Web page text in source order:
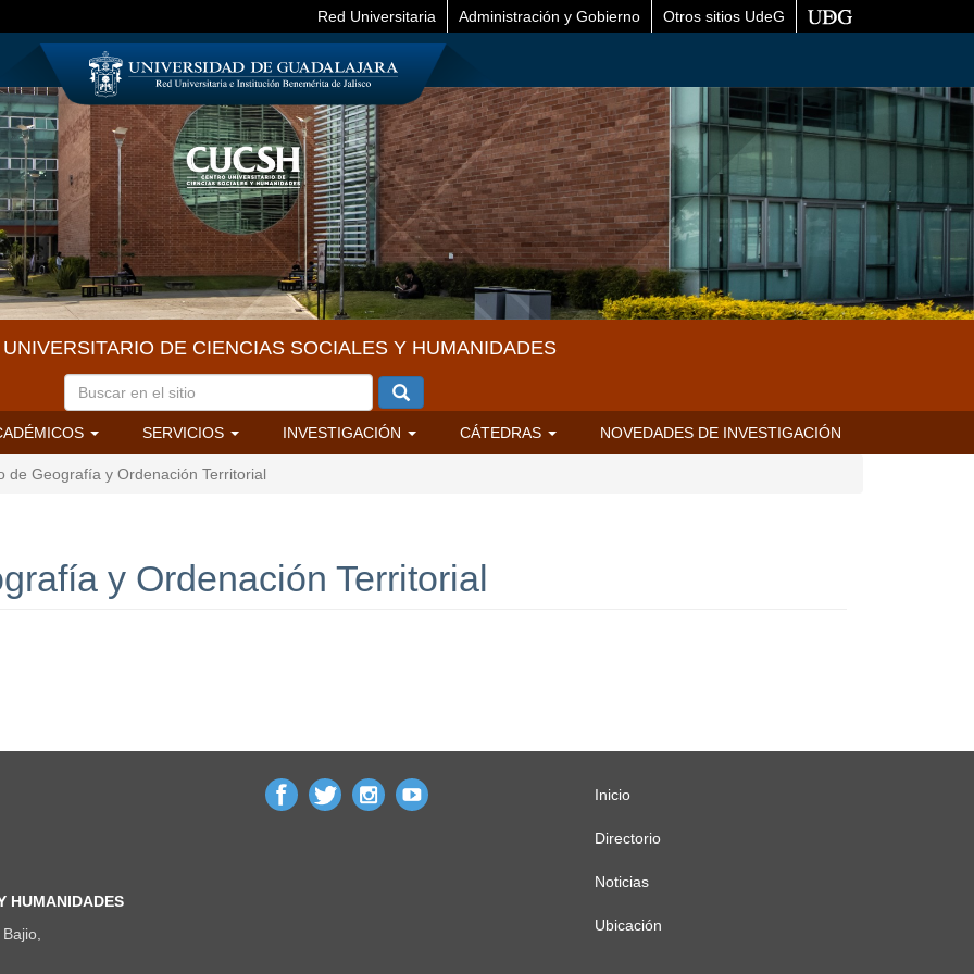
Red Universitaria Administración y Gobierno Otros sitios UdeG
DE CIENCIAS SOCIALES Y HUMANIDADES
SERVICIOS INVESTIGACIÓN CÁTEDRAS NOVEDADES DE INVESTIGACIÓN
de Geografía y Ordenación Territorial
y Ordenación Territorial
HUMANIDADES
Menú
principal
Inicio
Directorio
Noticias
Ubicación